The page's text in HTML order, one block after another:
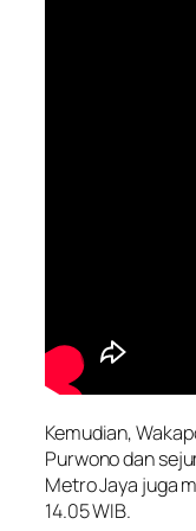
Kemudian,
Purwono dan
Metro Jaya juga
14.05 WIB.